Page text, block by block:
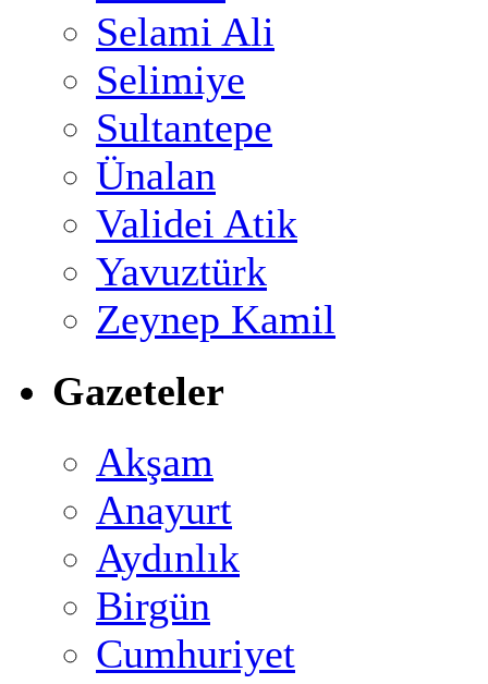
Selami Ali
Selimiye
Sultantepe
Ünalan
Validei Atik
Yavuztürk
Zeynep Kamil
Gazeteler
Akşam
Anayurt
Aydınlık
Birgün
Cumhuriyet